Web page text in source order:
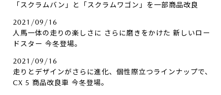
「スクラムバン」と「スクラムワゴン」を一部商品改良
2021/09/16
人馬一体の走りの楽しさに さらに磨きをかけた 新しいロー
ドスター 今冬登場。
2021/09/16
走りとデザインがさらに進化、個性際立つラインナップで、
CX 5 商品改良車 今冬登場。